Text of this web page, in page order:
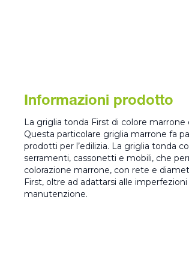
Informazioni prodotto
La griglia tonda First di colore
Questa particolare griglia marrone fa
prodotti per l’edilizia. La griglia tonda
serramenti, cassonetti e mobili, che
colorazione marrone, con rete e
First, oltre ad adattarsi alle
manutenzione.